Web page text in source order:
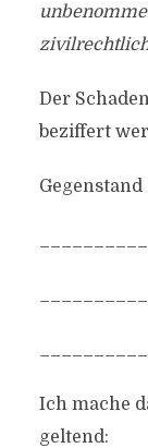
Der
beziffert
Ich mache
geltend: